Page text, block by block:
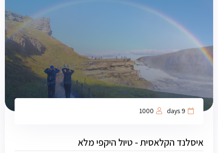
9 days
1000
איסלנד הקלאסית - טיול היקפי מלא